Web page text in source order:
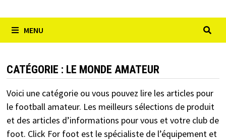
MENU
CATÉGORIE : LE MONDE AMATEUR
Voici une catégorie ou vous pouvez lire les articles pour
le football amateur. Les meilleurs sélections de produit
et des articles d’informations pour vous et votre club de
foot. Click For foot est le spécialiste de l’équipement et